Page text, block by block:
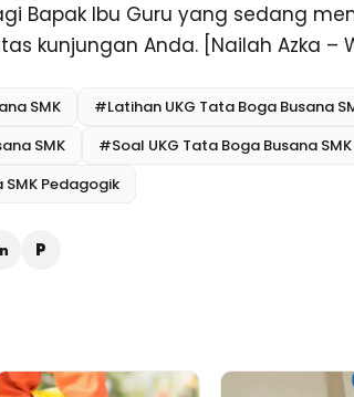
Bapak Ibu Guru yang sedang
kunjungan Anda. [Nailah Azka –
SMK
#Latihan UKG Tata Boga Busana
SMK
#Soal UKG Tata Boga Busana SMK
Pedagogik